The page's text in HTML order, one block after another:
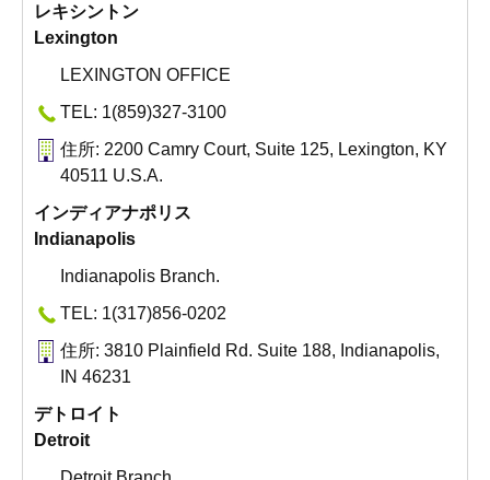
レキシントン
Lexington
LEXINGTON OFFICE
TEL: 1(859)327-3100
住所: 2200 Camry Court, Suite 125, Lexington, KY
40511 U.S.A.
インディアナポリス
Indianapolis
Indianapolis Branch.
TEL: 1(317)856-0202
住所: 3810 Plainfield Rd. Suite 188, Indianapolis,
IN 46231
デトロイト
Detroit